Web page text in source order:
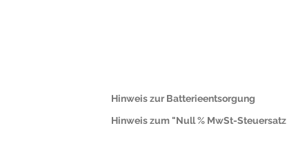
Hinweis zur Batterieentsorgung
Hinweis zum "Null % MwSt-Steuersatz